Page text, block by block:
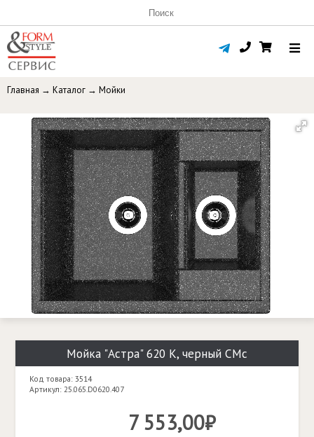
Главная → Каталог → Мойки
Мойка "Астра" 620 К, черный СМс
Код товара: 3514
Артикул: 25.065.D0620.407
7 553,00₽